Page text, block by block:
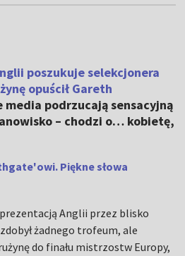
poszukuje selekcjonera
opuścił Gareth
media podrzucają sensacyjną
– chodzi o… kobietę,
Piękne słowa
Anglii przez blisko
żadnego trofeum, ale
do finału mistrzostw Europy,